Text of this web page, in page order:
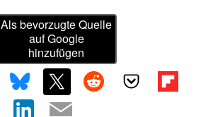
Als bevorzugte Quelle
auf Google
hinzufügen